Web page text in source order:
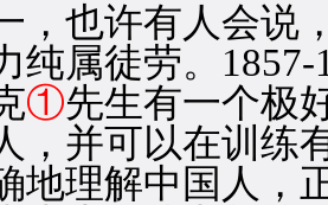
也许有人会说，
纯属徒劳。
①先生有一个极
，并可以在训练
地理解中国人，